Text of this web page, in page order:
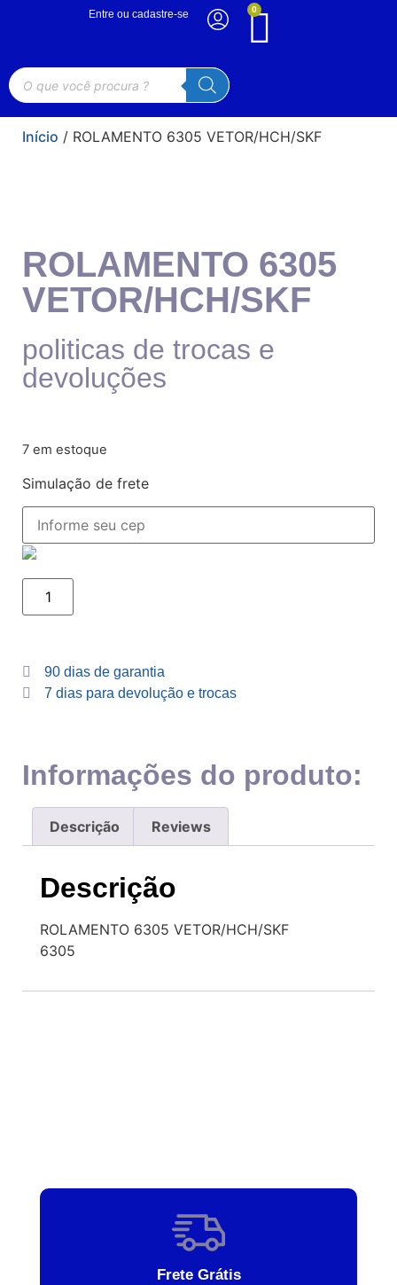
0
Entre ou cadastre-se
Início / ROLAMENTO 6305 VETOR/HCH/SKF
ROLAMENTO 6305
VETOR/HCH/SKF
politicas de trocas e
devoluções
7 em estoque
Simulação de frete
90 dias de garantia
7 dias para devolução e trocas
Informações do produto:
Descrição Reviews
Descrição
ROLAMENTO 6305 VETOR/HCH/SKF
6305
Frete Grátis